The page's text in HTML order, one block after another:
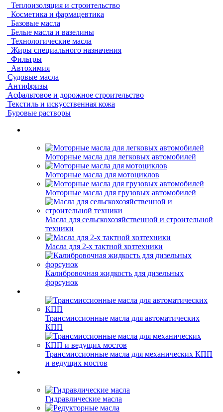
Теплоизоляция и строительство
Косметика и фармацевтика
Базовые масла
Белые масла и вазелины
Технологические масла
Жиры специального назначения
Фильтры
Автохимия
Судовые масла
Антифризы
Асфальтовое и дорожное строительство
Текстиль и искусственная кожа
Буровые растворы
Моторные масла для легковых автомобилей
Моторные масла для мотоциклов
Моторные масла для грузовых автомобилей
Масла для сельскохозяйственной и строительной
техники
Масла для 2-х тактной хозтехники
Калибровочная жидкость для дизельных
форсунок
Трансмиссионные масла для автоматических
КПП
Трансмиссионные масла для механических КПП
и ведущих мостов
Гидравлические масла